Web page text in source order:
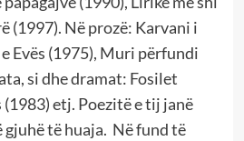
(1997). Në prozë: Karvani i
Evës (1975), Muri përfundi
si dhe dramat: Fosilet
etj. Poezitë e tij janë
të huaja. Në fund të